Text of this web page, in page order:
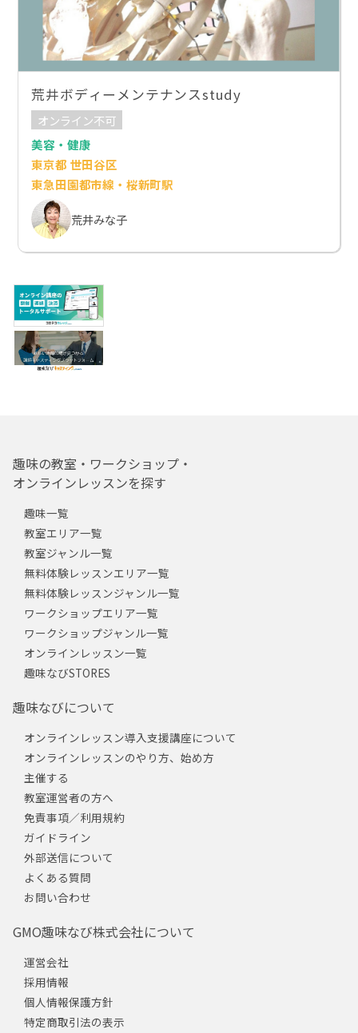
荒井ボディーメンテナンスstudy
オンライン不可
美容・健康
東京都 世田谷区
東急田園都市線・桜新町駅
荒井みな子
趣味の教室・ワークショップ・
オンラインレッスンを探す
趣味一覧
教室エリア一覧
教室ジャンル一覧
無料体験レッスンエリア一覧
無料体験レッスンジャンル一覧
ワークショップエリア一覧
ワークショップジャンル一覧
オンラインレッスン一覧
趣味なびSTORES
趣味なびについて
オンラインレッスン導入支援講座について
オンラインレッスンのやり方、始め方
主催する
教室運営者の方へ
免責事項／利用規約
ガイドライン
外部送信について
よくある質問
お問い合わせ
GMO趣味なび株式会社について
運営会社
採用情報
個人情報保護方針
特定商取引法の表示